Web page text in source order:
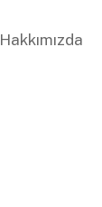
Hakkımızda